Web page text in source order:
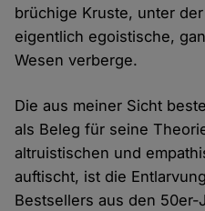
brüchige Kruste, unter
eigentlich egoistische,
Wesen verberge.
Die aus meiner Sicht
als Beleg für seine
altruistischen und
auftischt, ist die
Bestsellers aus den